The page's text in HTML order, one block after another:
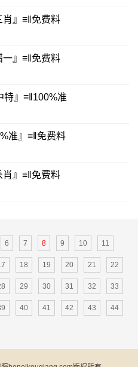
』≡‖免费料
』≡‖免费料
特』≡‖100%准
准』≡‖免费料
』≡‖免费料
6 7 8 9 10 11
18 19 20 21 22
29 30 31 32 33
40 41 42 43 44